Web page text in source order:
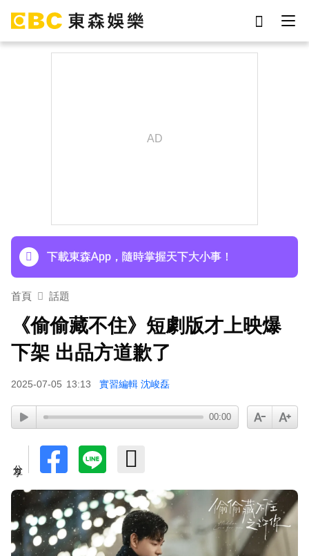
下載東森App，隨時掌握天下大小事！
首頁 話題
《偷偷藏不住》短劇版才上映爆
下架 出品方道歉了
2025-07-05 13:13 實習編輯 沈峻磊
00:00